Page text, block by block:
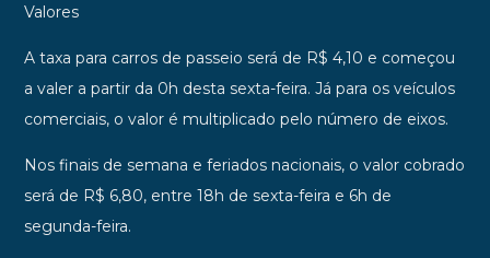
Valores
A taxa para carros de passeio será de R$ 4,10 e começou
a valer a partir da 0h desta sexta-feira. Já para os veículos
comerciais, o valor é multiplicado pelo número de eixos.
Nos finais de semana e feriados nacionais, o valor cobrado
será de R$ 6,80, entre 18h de sexta-feira e 6h de
segunda-feira.